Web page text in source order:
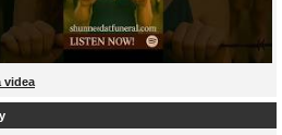
videa